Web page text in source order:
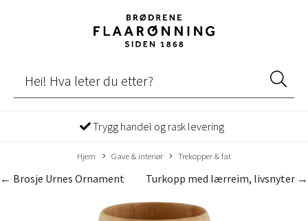
Trygg handel og rask levering
Hjem Gave & interiør Trekopper & fat
Turkopp med lærreim, livsnyter →
← Brosje Urnes Ornament